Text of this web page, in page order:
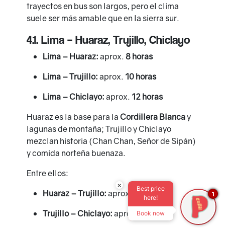
trayectos en bus son largos, pero el clima
suele ser más amable que en la sierra sur.
4.1. Lima – Huaraz, Trujillo, Chiclayo
Lima – Huaraz: aprox. 8 horas
Lima – Trujillo: aprox. 10 horas
Lima – Chiclayo: aprox. 12 horas
Huaraz es la base para la Cordillera Blancay
lagunas de montaña; Trujillo y Chiclayo
mezclan historia (Chan Chan, Señor de Sipán)
y comida norteña buenaza.
Entre ellos:
Huaraz – Trujillo: aprox.
9 horas
Trujillo – Chiclayo: aprox.3 horas
×
Best price
here!
Book now
1